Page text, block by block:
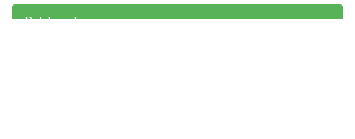
Palabra clave